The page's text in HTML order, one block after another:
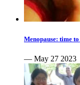
Menopause: time
— May 27 2023